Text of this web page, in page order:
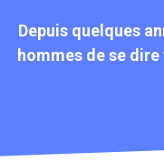
Depuis quelques
hommes de se